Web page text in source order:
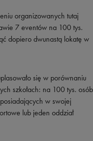
organizowanych tutaj
7 eventów na 100 tys.
dopiero dwunastą lokatę w
się w porównaniu
szkołach: na 100 tys. osób
w swojej
lub jeden oddział